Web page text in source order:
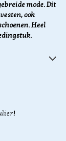
mode. Dit
ook
Heel